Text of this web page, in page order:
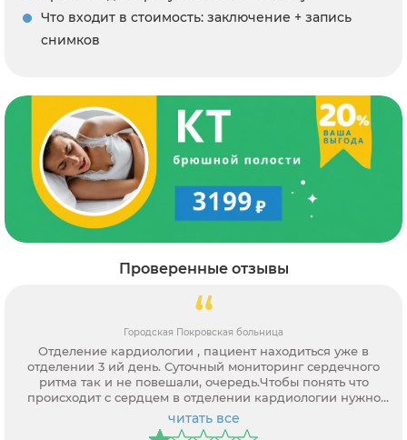
Что входит в стоимость: заключение + запись
снимков
Проверенные отзывы
Городская Покровская больница
Отделение кардиологии , пациент находиться уже в
отделении 3 ий день. Суточный мониторинг сердечного
ритма так и не повешали, очередь.Чтобы понять что
происходит с сердцем в отделении кардиологии нужно
ждать!!! Ребята каменный век.Так и лечат.( калечат) Решил
добавить к отзыву.На сегодня пациент лежит в
читать все